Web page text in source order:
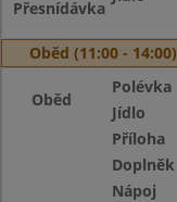
Přesnídávka
Oběd (11:00 - 14:00)
Oběd
Polévka
Jídlo
Příloha
Doplněk
Nápoj